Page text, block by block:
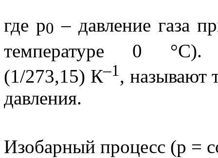
где p0 – давление газа
температуре 0 °С).
(1/273,15) К–1, называют
давления.
Изобарный процесс (p =